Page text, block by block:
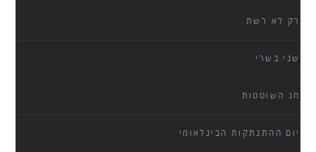
רק לא רשת
שני בשרי
חג השוטטות
יום ההתנתקות הבינלאומי